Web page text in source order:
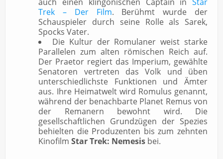
Trek – Der Film. Berühmt wurde der
Schauspieler durch seine Rolle als Sarek,
Spocks Vater.
Die Kultur der Romulaner weist starke
Parallelen zum alten römischen Reich auf.
Der Praetor regiert das Imperium, gewählte
Senatoren vertreten das Volk und üben
unterschiedlichste Funktionen und Ämter
aus. Ihre Heimatwelt wird Romulus genannt,
während der benachbarte Planet Remus von
der Remanern bewohnt wird. Die
gesellschaftlichen Grundzügen der Spezies
behielten die Produzenten bis zum zehnten
KinofilmStar Trek: Nemesis bei.